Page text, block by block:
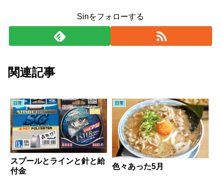
Sinをフォローする
関連記事
日常
スプールとラインと針と給
付金
日常
色々あった5月